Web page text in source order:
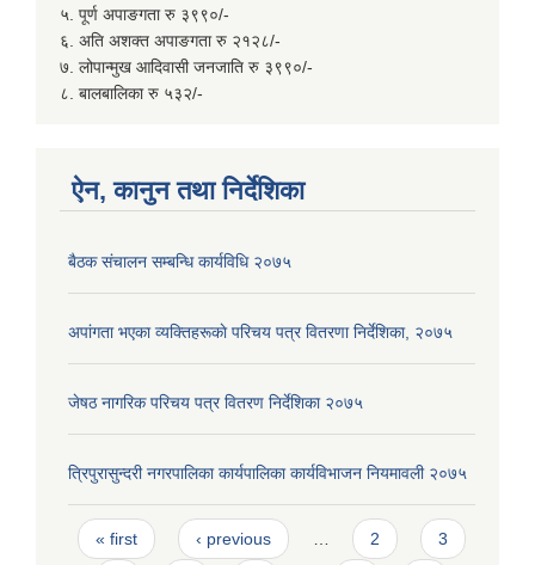
५. पूर्ण अपाङगता रु ३९९०/-
६. अति अशक्त अपाङगता रु २१२८/-
७. लोपान्मुख आदिवासी जनजाति रु ३९९०/-
८. बालबालिका रु ५३२/-
ऐन, कानुन तथा निर्देशिका
बैठक संचालन सम्बन्धि कार्यविधि २०७५
अपांगता भएका व्यक्तिहरूकाे परिचय पत्र वितरणा निर्देशिका, २०७५
जेषठ नागरिक परिचय पत्र वितरण निर्देशिका २०७५
त्रिपुरासुन्दरी नगरपालिका कार्यपालिका कार्यविभाजन नियमावली २०७५
Pages
« first ‹ previous 2 3